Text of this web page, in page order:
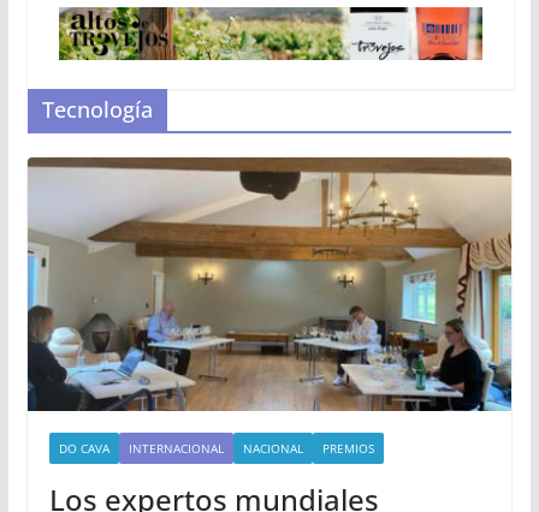
Tecnología
DO CAVA INTERNACIONAL NACIONAL PREMIOS
Los expertos mundiales